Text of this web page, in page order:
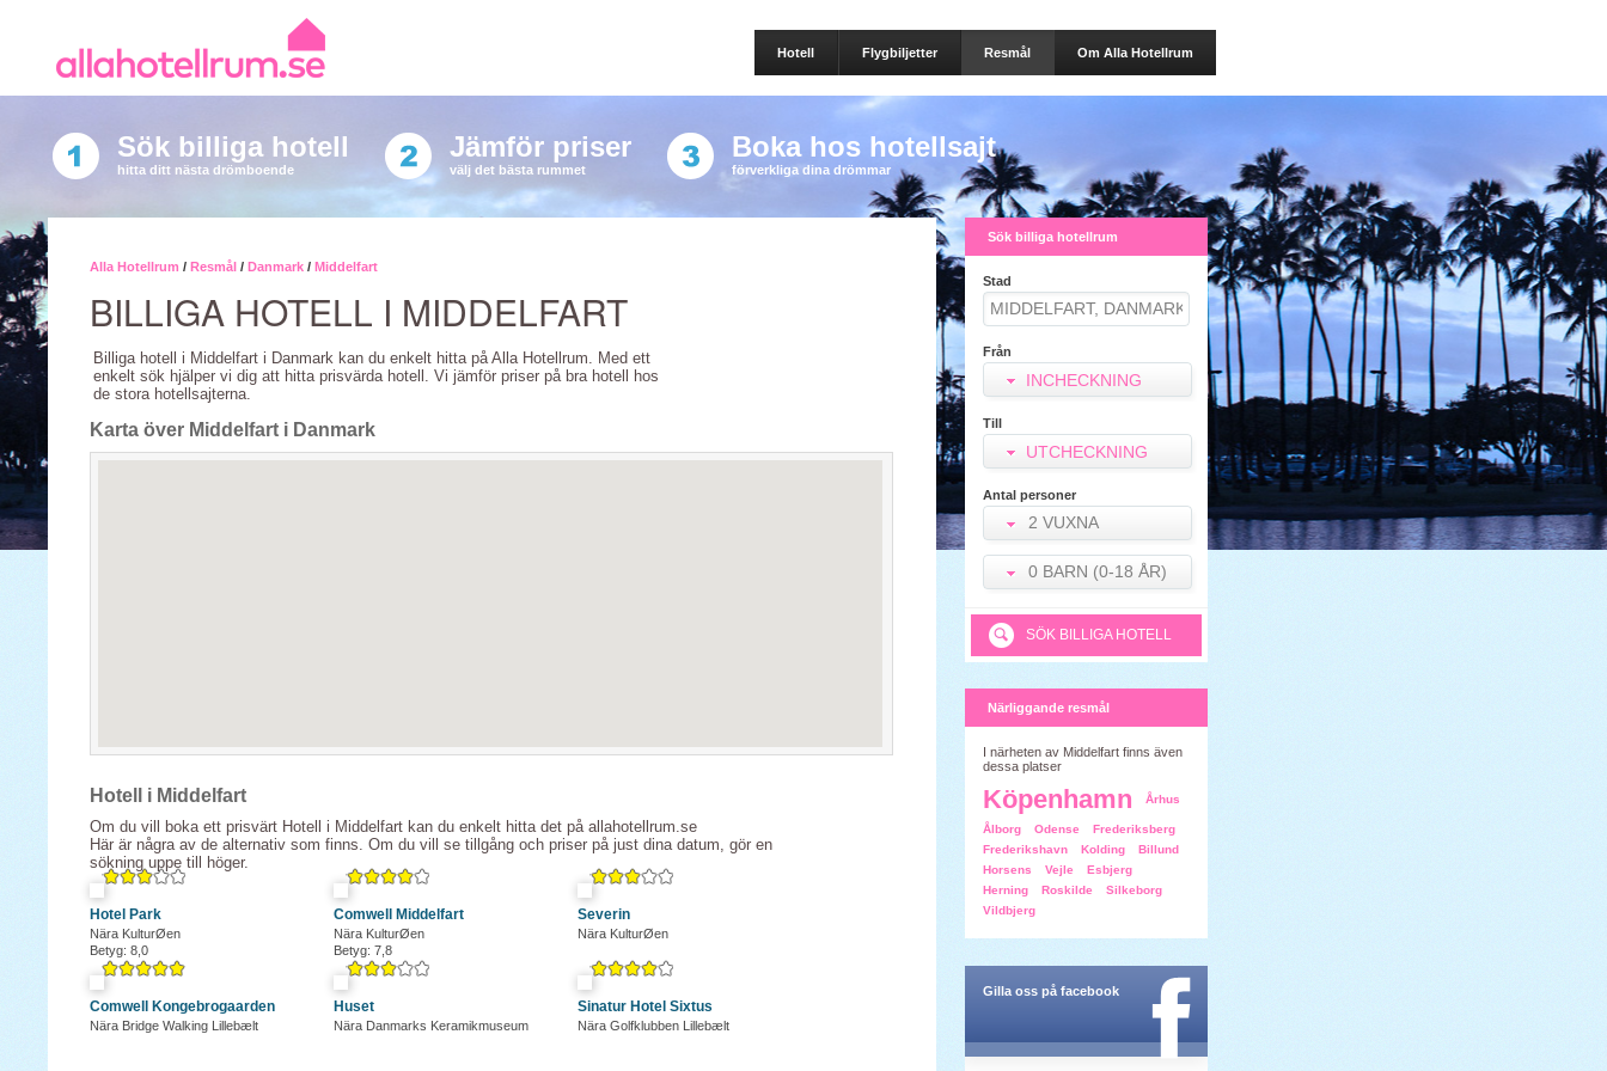
Hotell Flygbiljetter Resmål Om Alla Hotellrum
Sök billiga hotell
hitta ditt nästa drömboende
Jämför priser
välj det bästa rummet
Boka hos hotellsajt
förverkliga dina drömmar
Alla Hotellrum / Resmål / Danmark / Middelfart
BILLIGA HOTELL I MIDDELFART
Billiga hotell i Middelfart i Danmark kan du enkelt hitta på Alla Hotellrum. Med ett
enkelt sök hjälper vi dig att hitta prisvärda hotell. Vi jämför priser på bra hotell hos
de stora hotellsajterna.
Karta över Middelfart i Danmark
Hotell i Middelfart
Om du vill boka ett prisvärt Hotell i Middelfart kan du enkelt hitta det på allahotellrum.se
Här är några av de alternativ som finns. Om du vill se tillgång och priser på just dina datum, gör en
sökning uppe till höger.
Hotel Park
Nära KulturØen
Betyg: 8,0
Comwell Middelfart
Nära KulturØen
Betyg: 7,8
Severin
Nära KulturØen
Comwell Kongebrogaarden
Nära Bridge Walking Lillebælt
Huset
Nära Danmarks Keramikmuseum
Sinatur Hotel Sixtus
Nära Golfklubben Lillebælt
Sök billiga hotellrum
Stad
Från
INCHECKNING
Till
UTCHECKNING
Antal personer
2 VUXNA
0 BARN (0-18 ÅR)
SÖK BILLIGA HOTELL
Närliggande resmål
I närheten av Middelfart finns även
dessa platser
Köpenhamn Århus
Ålborg Odense
Frederiksberg
Frederikshavn
Kolding
Billund
Horsens
Vejle
Esbjerg
Herning
Roskilde
Silkeborg
Vildbjerg
Gilla oss på facebook